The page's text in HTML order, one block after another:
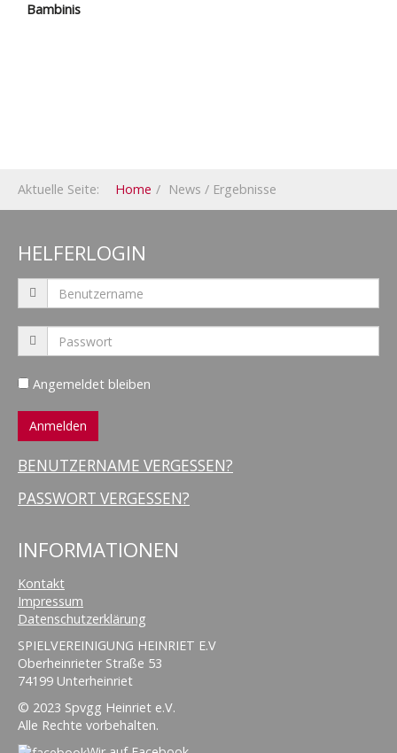
Bambinis
Aktuelle Seite: Home News / Ergebnisse
HELFERLOGIN
Angemeldet bleiben
BENUTZERNAME VERGESSEN?
PASSWORT VERGESSEN?
INFORMATIONEN
Kontakt
Impressum
Datenschutzerklärung
SPIELVEREINIGUNG HEINRIET E.V
Oberheinrieter Straße 53
74199 Unterheinriet
© 2023 Spvgg Heinriet e.V.
Alle Rechte vorbehalten.